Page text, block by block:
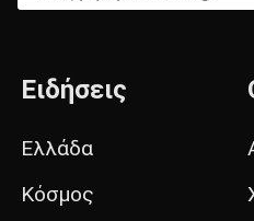
Ειδήσεις
Ελλάδα
Κόσμος